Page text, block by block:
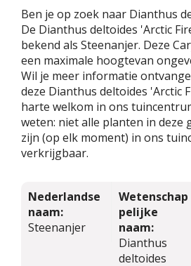
Ben je op zoek naar Dianthus
De Dianthus deltoides 'Arctic
bekend als Steenanjer. Deze
een maximale hoogtevan
Wil je meer informatie
deze Dianthus deltoides 'Arctic
harte welkom in ons
weten: niet alle planten in deze
zijn (op elk moment) in ons
verkrijgbaar.
Nederlandse
naam:
Steenanjer
Wetenschap
pelijke
naam:
Dianthus
deltoides